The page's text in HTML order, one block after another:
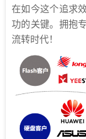
在如今这个追求
功的关键。拥抱
流转时代！